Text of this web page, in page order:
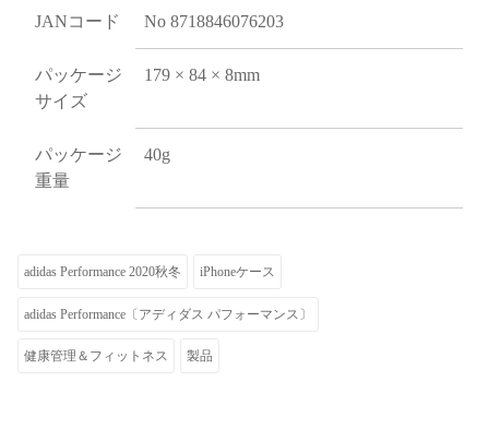
JANコード No 8718846076203
パッケージ
サイズ
179 × 84 × 8mm
パッケージ
重量
40g
adidas Performance 2020秋冬 iPhoneケース
adidas Performance〔アディダス パフォーマンス〕
健康管理＆フィットネス 製品